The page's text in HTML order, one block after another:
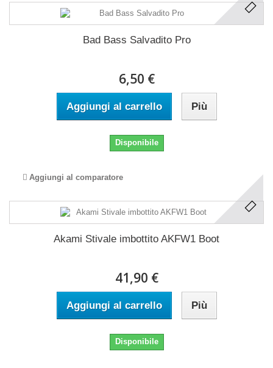
Bad Bass Salvadito Pro
6,50 €
Aggiungi al carrello Più
Disponibile
Aggiungi al comparatore
Akami Stivale imbottito AKFW1 Boot
41,90 €
Aggiungi al carrello Più
Disponibile